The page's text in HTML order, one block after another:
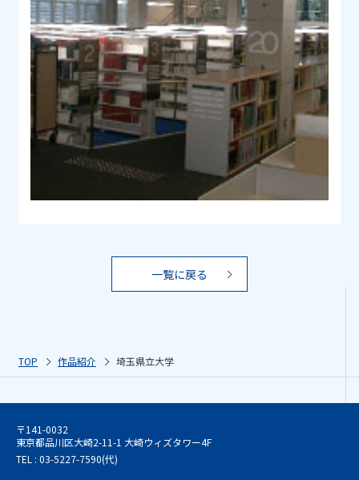
一覧に戻る
TOP 作品紹介 埼玉県立大学
〒141-0032
東京都品川区大崎2-11-1 大崎ウィズタワー4F
TEL : 03-5227-7590(代)